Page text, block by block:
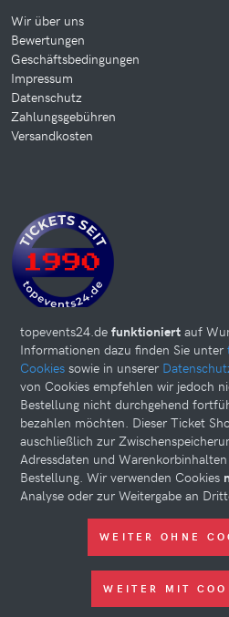
Wir über uns
Bewertungen
Geschäftsbedingungen
Impressum
Datenschutz
Zahlungsgebühren
Versandkosten
Diese Website kann Cookies
unten Ihre
© 2026 topevents24.de.
topevents24.de funktioniert auf
Informationen dazu finden Sie unter
Cookies sowie in unserer
von Cookies empfehlen wir jedoch
Bestellung nicht durchgehend
bezahlen möchten. Dieser Ticket
auschließlich zur
Adressdaten und
Bestellung. Wir verwenden Cookies
Analyse oder zur Weitergabe an
WEITER OHNE
WEITER MIT